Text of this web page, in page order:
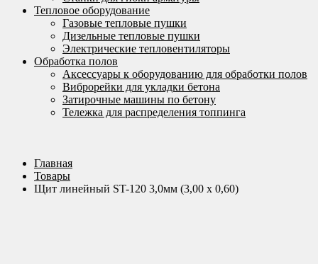
Тепловое оборудование
Газовые тепловые пушки
Дизельные тепловые пушки
Электрические тепловентиляторы
Обработка полов
Аксессуары к оборудованию для обработки полов
Виброрейки для укладки бетона
Затирочные машины по бетону
Тележка для распределения топпинга
Главная
Товары
Щит линейный ST-120 3,0мм (3,00 х 0,60)